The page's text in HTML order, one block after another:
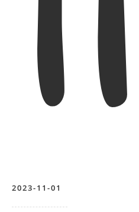
2023-11-01